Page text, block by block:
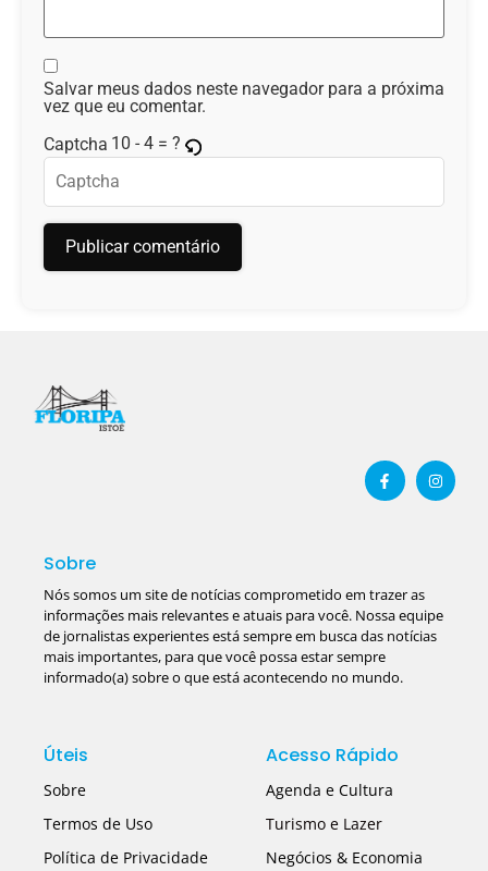
Salvar meus dados neste navegador para a próxima
vez que eu comentar.
Captcha 10 - 4 = ?
Sobre
Nós somos um site de notícias comprometido em trazer as
informações mais relevantes e atuais para você. Nossa equipe
de jornalistas experientes está sempre em busca das notícias
mais importantes, para que você possa estar sempre
informado(a) sobre o que está acontecendo no mundo.
Úteis
Sobre
Termos de Uso
Política de Privacidade
Acesso Rápido
Agenda e Cultura
Turismo e Lazer
Negócios & Economia